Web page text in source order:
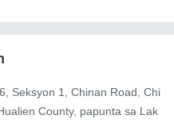
Seksyon 1, Chinan Road, Chi
County, papunta sa Lak